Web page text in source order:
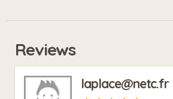
Reviews
laplace@netc.fr